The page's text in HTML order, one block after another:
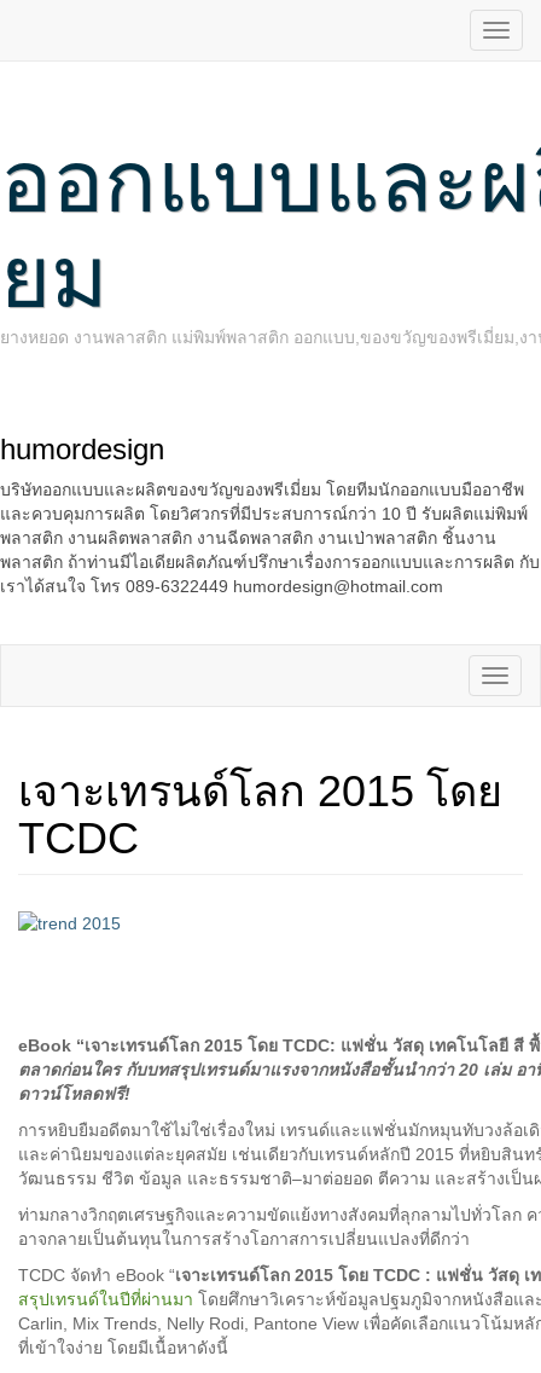
ออกแบบและ
ยม
ยางหยอด งานพลาสติก แม่พิมพ์พลาสติก ออกแบบ,ของขวัญของพรีเมี่ยม,ง
humordesign
บริษัทออกแบบและผลิตของขวัญของพรีเมี่ยม โดยทีมนักออกแบบมืออาชีพ
และควบคุมการผลิต โดยวิศวกรที่มีประสบการณ์กว่า 10 ปี รับผลิตแม่พิมพ์
พลาสติก งานผลิตพลาสติก งานฉีดพลาสติก งานเป่าพลาสติก ชิ้นงาน
พลาสติก ถ้าท่านมีไอเดียผลิตภัณฑ์ปรึกษาเรื่องการออกแบบและการผลิต กับ
เราได้สนใจ โทร 089-6322449 humordesign@hotmail.com
เจาะเทรนด์โลก 2015 โดย
TCDC
eBook “เจาะเทรนด์โลก 2015 โดย TCDC: แฟชั่น วัสดุ เทคโนโลยี สี
ตลาดก่อนใคร กับบทสรุปเทรนด์มาแรงจากหนังสือชั้นนำกว่า 20 เล่ม อ
ดาวน์โหลดฟรี!
การหยิบยืมอดีตมาใช้ไม่ใช่เรื่องใหม่ เทรนด์และแฟชั่นมักหมุนทับวงล้อ
และค่านิยมของแต่ละยุคสมัย เช่นเดียวกับเทรนด์หลักปี 2015 ที่หยิบสิน
วัฒนธรรม ชีวิต ข้อมูล และธรรมชาติ–มาต่อยอด ตีความ และสร้างเป็น
ท่ามกลางวิกฤตเศรษฐกิจและความขัดแย้งทางสังคมที่ลุกลามไปทั่วโลก
อาจกลายเป็นต้นทุนในการสร้างโอกาสการเปลี่ยนแปลงที่ดีกว่า
TCDC จัดทำ eBook “เจาะเทรนด์โลก 2015 โดย TCDC : แฟชั่น วัสดุ
สรุปเทรนด์ในปีที่ผ่านมา โดยศึกษาวิเคราะห์ข้อมูลปฐมภูมิจากหนังสือแล
Carlin, Mix Trends, Nelly Rodi, Pantone View เพื่อคัดเลือกแนวโน้ม
ที่เข้าใจง่าย โดยมีเนื้อหาดังนี้